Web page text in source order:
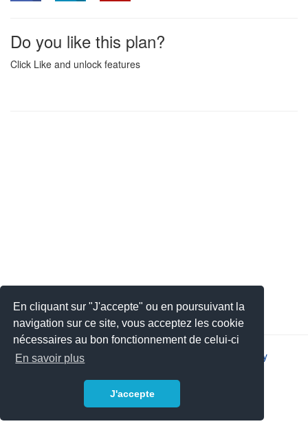
En cliquant sur "J'accepte" ou en poursuivant la
navigation sur ce site, vous acceptez les cookie
nécessaires au bon fonctionnement de celui-ci
En savoir plus
J'accepte
Do you like this plan?
Click Like and unlock features
2026 © JSYS | Privacy policy